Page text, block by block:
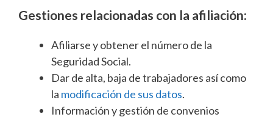
Gestiones relacionadas con la afiliación:
Afiliarse y obtener el número de la
Seguridad Social.
Dar de alta, baja de trabajadores así como
la modificación de sus datos.
Información y gestión de convenios